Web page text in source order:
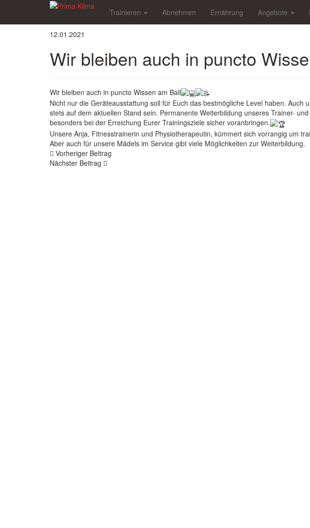
main
Trainieren Abnehmen Ernährung Angebote
12.01.2021
Wir bleiben auch in puncto
Wir bleiben auch in puncto Wissen am Ball
Nicht nur die Geräteausstattung soll für Euch das bestmögliche Level haben. Auch
stets auf dem aktuellen Stand sein. Permanente Weiterbildung unseres Trainer-
besonders bei der Erreichung Eurer Trainingsziele sicher voranbringen.
Unsere Anja, Fitnesstrainerin und Physiotherapeutin, kümmert sich vorrangig um
Aber auch für unsere Mädels im Service gibt viele Möglichkeiten zur Weiterbildung.
Beitragsnavigation
Vorheriger Beitrag
Nächster Beitrag